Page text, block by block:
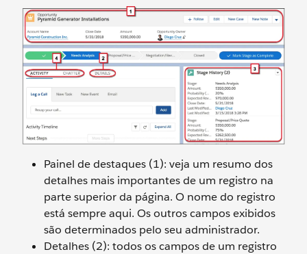
Painel de destaques (1): veja um resumo dos
detalhes mais importantes de um registro na
parte superior da página. O nome do registro
está sempre aqui. Os outros campos exibidos
são determinados pelo seu administrador.
Detalhes (2): todos os campos de um registro